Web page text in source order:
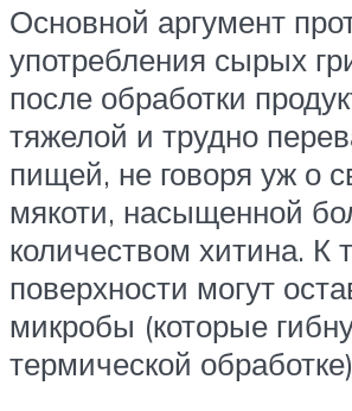
Основной аргумент
употребления сырых
после обработки
тяжелой и трудно
пищей, не говоря уж о
мякоти, насыщенной
количеством хитина. К
поверхности могут
микробы (которые
термической